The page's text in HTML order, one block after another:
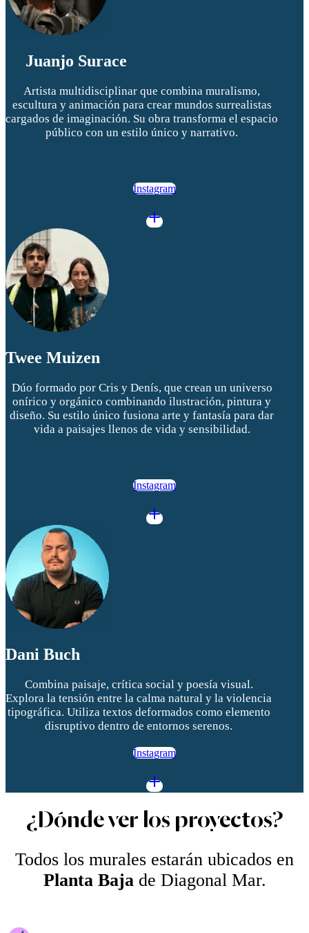
Juanjo Surace
Artista multidisciplinar que combina muralismo,
escultura y animación para crear mundos surrealistas
cargados de imaginación. Su obra transforma el espacio
público con un estilo único y narrativo.
Instagram
Twee Muizen
Dúo formado por Cris y Denís, que crean un universo
onírico y orgánico combinando ilustración, pintura y
diseño. Su estilo único fusiona arte y fantasía para dar
vida a paisajes llenos de vida y sensibilidad.
Instagram
Dani Buch
Combina paisaje, crítica social y poesía visual.
Explora la tensión entre la calma natural y la violencia
tipográfica. Utiliza textos deformados como elemento
disruptivo dentro de entornos serenos.
Instagram
¿Dónde ver los proyectos?
Todos los murales estarán ubicados en
Planta Bajade Diagonal Mar.